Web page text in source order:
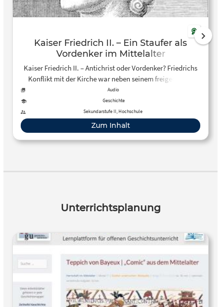
Kaiser Friedrich II. – Ein Staufer als
Vordenker im Mittelalter
Kaiser Friedrich II. – Antichrist oder Vordenker? Friedrichs
Konflikt mit der Kirche war neben seinem freigeistigen
Herrscherhof einer der Gründe, ihn zum ersten modernen
Menschen auf dem Thron zu erklären.
Audio
Geschichte
Sekundarstufe II, Hochschule
Zum Inhalt
Unterrichtsplanung